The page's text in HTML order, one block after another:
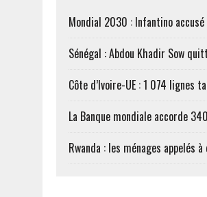
Mondial 2030 : Infantino
Sénégal : Abdou Khadir Sow
Côte d’Ivoire-UE : 1 074 lignes
La Banque mondiale accorde
Rwanda : les ménages appelés